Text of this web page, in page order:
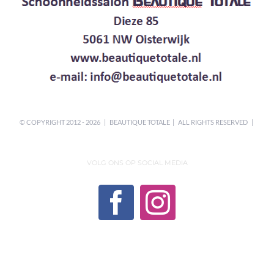
© COPYRIGHT 2012 - 2026 | BEAUTIQUE TOTALE | ALL RIGHTS RESERVED |
VOLG ONS OP SOCIAL MEDIA